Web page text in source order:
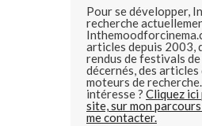
Pour se développer,
recherche
articles depuis 2003,
rendus de festivals
décernés, des
moteurs de
intéresse ? Cliquez ici
site, sur mon
me contacter.